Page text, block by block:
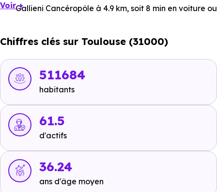
Gallieni Cancéropôle à 4.9 km, soit 8 min en voiture ou
km, soit 11 min en voiture ou à 4.4 km, soit 53 min à
Bus :
Ligne 115 : Dasque
ou à 46 m, soit 1 min à pied
pied
Tramway :Ligne 1 - Ligne 2 : Croix de Pierre
Ligne 1 - Ligne 2 : Île du Ramier
en voiture ou à 5.1 km, soit 1h 01 min à pied
Voir +
Chiffres clés sur Toulouse (31000)
511684
habitants
61.5
d'actifs
36.24
ans d'âge moyen